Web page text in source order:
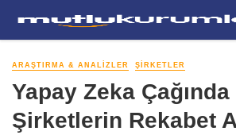
ARAŞTIRMA & ANALIZLER ŞIRKETLER
Yapay Zeka Çağında
Şirketlerin Rekabet